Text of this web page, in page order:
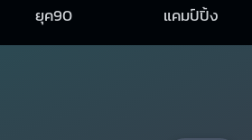
ยุค90
แคมป์ปิ้ง